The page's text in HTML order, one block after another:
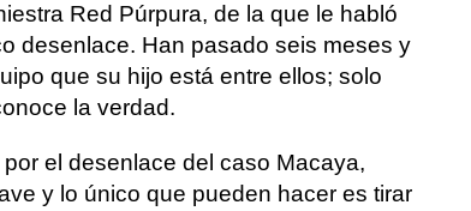
Red Púrpura, de la que le habló
desenlace. Han pasado seis meses y
que su hijo está entre ellos; solo
la verdad.
el desenlace del caso Macaya,
y lo único que pueden hacer es tirar